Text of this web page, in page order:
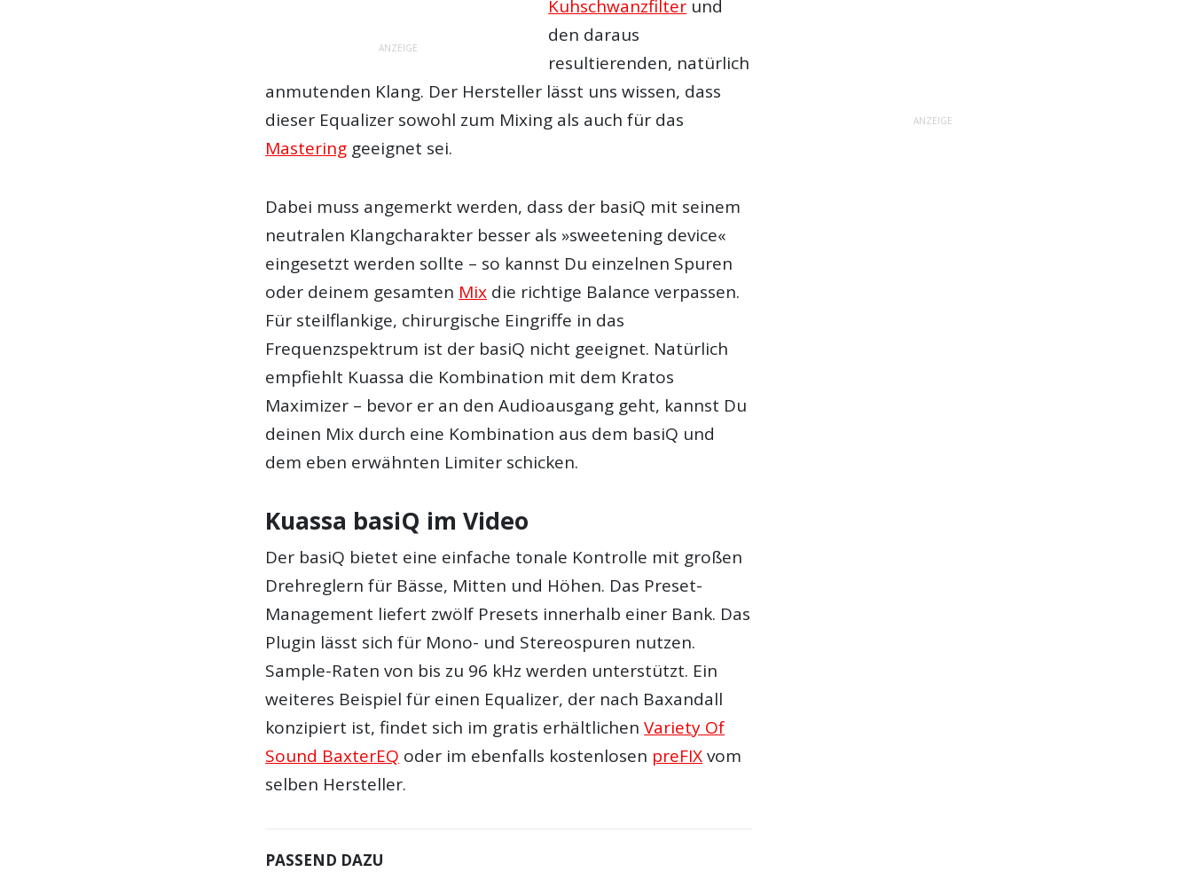
ANZEIGE
Kuhschwanzfilter und
den daraus
resultierenden, natürlich
anmutenden Klang. Der Hersteller lässt uns wissen, dass
dieser Equalizer sowohl zum Mixing als auch für das
Mastering geeignet sei.
Dabei muss angemerkt werden, dass der basiQ mit seinem
neutralen Klangcharakter besser als »sweetening device«
eingesetzt werden sollte – so kannst Du einzelnen Spuren
oder deinem gesamten Mix die richtige Balance verpassen.
Für steilflankige, chirurgische Eingriffe in das
Frequenzspektrum ist der basiQ nicht geeignet. Natürlich
empfiehlt Kuassa die Kombination mit dem Kratos
Maximizer – bevor er an den Audioausgang geht, kannst Du
deinen Mix durch eine Kombination aus dem basiQ und
dem eben erwähnten Limiter schicken.
Kuassa basiQ im Video
Der basiQ bietet eine einfache tonale Kontrolle mit großen
Drehreglern für Bässe, Mitten und Höhen. Das Preset-
Management liefert zwölf Presets innerhalb einer Bank. Das
Plugin lässt sich für Mono- und Stereospuren nutzen.
Sample-Raten von bis zu 96 kHz werden unterstützt. Ein
weiteres Beispiel für einen Equalizer, der nach Baxandall
konzipiert ist, findet sich im gratis erhältlichenVariety Of
Sound BaxterEQ oder im ebenfalls kostenlosen preFIXvom
selben Hersteller.
PASSEND DAZU
ANZEIGE